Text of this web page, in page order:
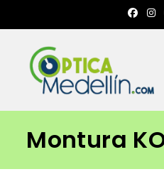
al
contenido
Montura